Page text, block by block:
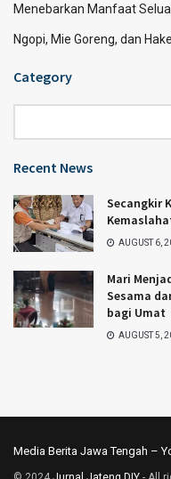
Menebarkan Manfaat
Ngopi, Mie Goreng, dan
Category
Recent News
Secangkir
AUGUST 6,
Mari
Sesama
bagi Umat
AUGUST 5,
Media Berita Jawa Tengah –